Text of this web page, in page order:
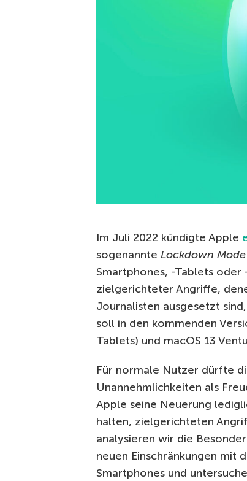
Im Juli 2022 kündigte Apple
sogenannte Lockdown Mode
Smartphones, -Tablets oder
zielgerichteter Angriffe,
Journalisten ausgesetzt
soll in den kommenden
Tablets) und macOS 13
Für normale Nutzer dürfte
Unannehmlichkeiten als
Apple seine Neuerung
halten, zielgerichteten
analysieren wir die
neuen Einschränkungen mit
Smartphones und